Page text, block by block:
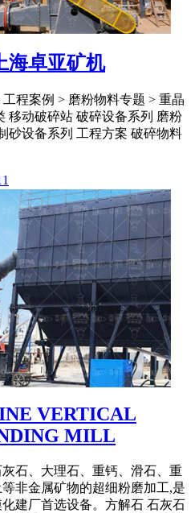
海卓亚矿机
程案例 > 磨粉物料专题 > 重晶
移动破碎站 破碎设备系列 磨粉
砂设备系列 工程方案 破碎物料
VERTICAL
MILL
石、大理石、重钙、滑石、重
非金属矿物的超细粉磨加工,是
建厂首选设备。方解石 石灰石